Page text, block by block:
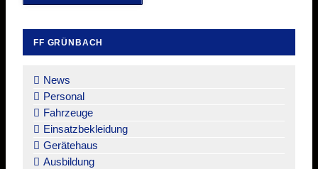
FF GRÜNBACH
überspringen
News
Personal
Fahrzeuge
Einsatzbekleidung
Gerätehaus
Ausbildung